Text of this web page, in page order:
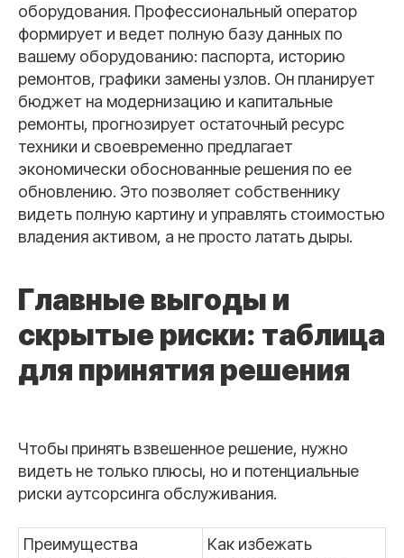
оборудования. Профессиональный оператор
формирует и ведет полную базу данных по
вашему оборудованию: паспорта, историю
ремонтов, графики замены узлов. Он планирует
бюджет на модернизацию и капитальные
ремонты, прогнозирует остаточный ресурс
техники и своевременно предлагает
экономически обоснованные решения по ее
обновлению. Это позволяет собственнику
видеть полную картину и управлять стоимостью
владения активом, а не просто латать дыры.
Главные выгоды и
скрытые риски: таблица
для принятия решения
Чтобы принять взвешенное решение, нужно
видеть не только плюсы, но и потенциальные
риски аутсорсинга обслуживания.
Преимущества
Как избежать